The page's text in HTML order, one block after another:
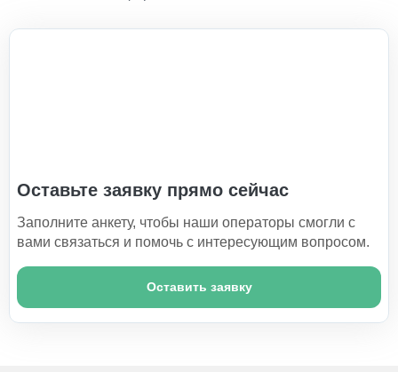
Оставьте заявку прямо сейчас
Заполните анкету, чтобы наши операторы смогли с
вами связаться и помочь с интересующим вопросом.
Оставить заявку